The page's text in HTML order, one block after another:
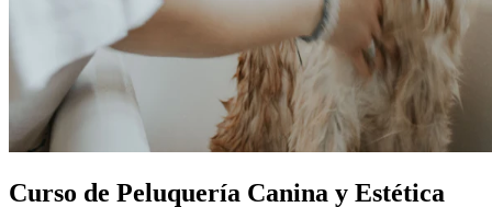
Curso de Peluquería Canina y Estética